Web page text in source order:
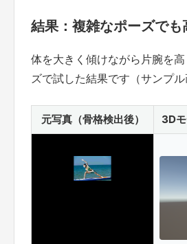
結果：複雑なポーズでも
体を大きく傾けながら片腕を
ズで試した結果です（サンプル
元写真（骨格検出後） 3D